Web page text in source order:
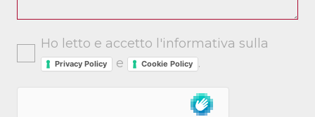
Ho letto e accetto l'informativa sulla
Privacy Policy e Cookie Policy .